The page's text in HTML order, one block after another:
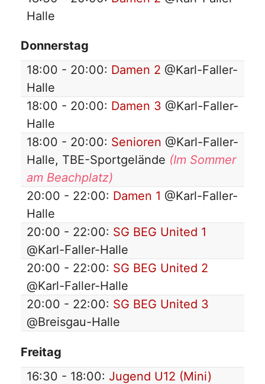
Halle
Donnerstag
18:00 - 20:00: Damen 2 @Karl-Faller-
Halle
18:00 - 20:00: Damen 3 @Karl-Faller-
Halle
18:00 - 20:00: Senioren @Karl-Faller-
Halle, TBE-Sportgelände (Im Sommer
am Beachplatz)
20:00 - 22:00: Damen 1 @Karl-Faller-
Halle
20:00 - 22:00: SG BEG United 1
@Karl-Faller-Halle
20:00 - 22:00: SG BEG United 2
@Karl-Faller-Halle
20:00 - 22:00: SG BEG United 3
@Breisgau-Halle
Freitag
16:30 - 18:00: Jugend U12 (Mini)